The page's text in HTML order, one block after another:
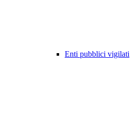
Enti pubblici vigilati